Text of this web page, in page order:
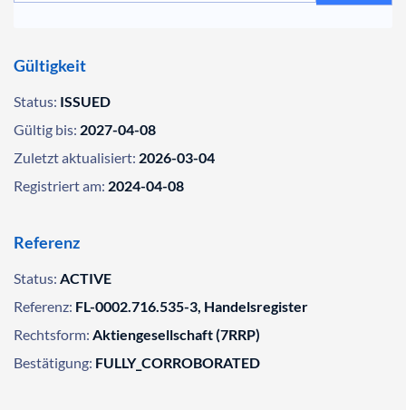
Gültigkeit
Status: ISSUED
Gültig bis: 2027-04-08
Zuletzt aktualisiert: 2026-03-04
Registriert am: 2024-04-08
Referenz
Status: ACTIVE
Referenz: FL-0002.716.535-3, Handelsregister
Rechtsform: Aktiengesellschaft (7RRP)
Bestätigung: FULLY_CORROBORATED